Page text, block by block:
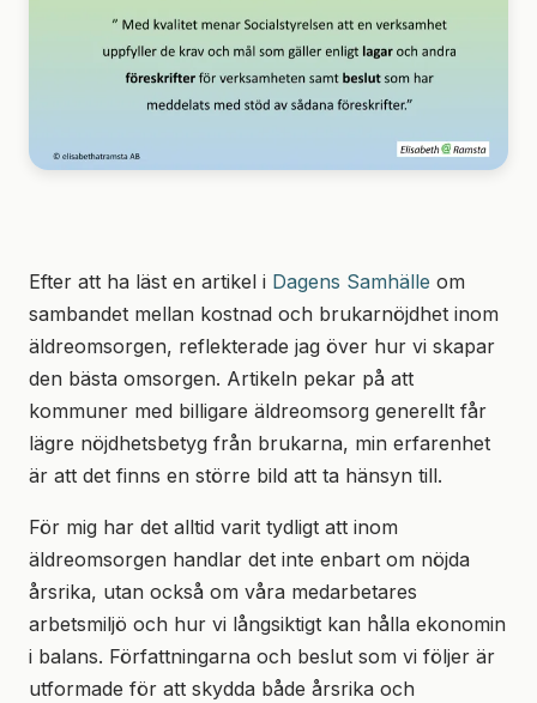
Efter att ha läst en artikel i Dagens Samhälle om
sambandet mellan kostnad och brukarnöjdhet inom
äldreomsorgen, reflekterade jag över hur vi skapar
den bästa omsorgen. Artikeln pekar på att
kommuner med billigare äldreomsorg generellt får
lägre nöjdhetsbetyg från brukarna, min erfarenhet
är att det finns en större bild att ta hänsyn till.
För mig har det alltid varit tydligt att inom
äldreomsorgen handlar det inte enbart om nöjda
årsrika, utan också om våra medarbetares
arbetsmiljö och hur vi långsiktigt kan hålla ekonomin
i balans. Författningarna och beslut som vi följer är
utformade för att skydda både årsrika och